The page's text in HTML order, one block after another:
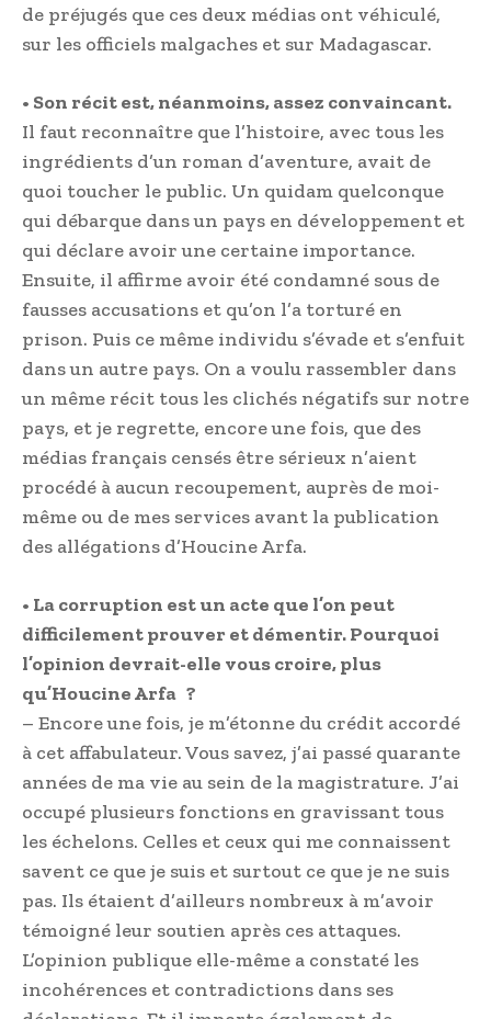
de préjugés que ces deux médias ont véhiculé,
sur les officiels malgaches et sur Madagascar.
• Son récit est, néanmoins, assez convaincant.
Il faut reconnaître que l’histoire, avec tous les
ingrédients d’un roman d’aventure, avait de
quoi toucher le public. Un quidam quelconque
qui débarque dans un pays en développement et
qui déclare avoir une certaine importance.
Ensuite, il affirme avoir été condamné sous de
fausses accusations et qu’on l’a torturé en
prison. Puis ce même individu s’évade et s’enfuit
dans un autre pays. On a voulu rassembler dans
un même récit tous les clichés négatifs sur notre
pays, et je regrette, encore une fois, que des
médias français censés être sérieux n’aient
procédé à aucun recoupement, auprès de moi-
même ou de mes services avant la publication
des allégations d’Houcine Arfa.
• La corruption est un acte que l’on peut
difficilement prouver et démentir. Pourquoi
l’opinion devrait-elle vous croire, plus
qu’Houcine Arfa ?
– Encore une fois, je m’étonne du crédit accordé
à cet affabulateur. Vous savez, j’ai passé quarante
années de ma vie au sein de la magistrature. J’ai
occupé plusieurs fonctions en gravissant tous
les échelons. Celles et ceux qui me connaissent
savent ce que je suis et surtout ce que je ne suis
pas. Ils étaient d’ailleurs nombreux à m’avoir
témoigné leur soutien après ces attaques.
L’opinion publique elle-même a constaté les
incohérences et contradictions dans ses